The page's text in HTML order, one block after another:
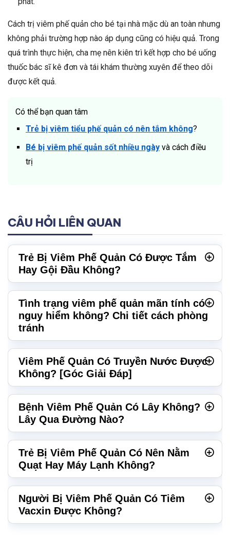
Cách trị viêm phế quản cho bé tại nhà mặc dù an toàn nhưng
không phải trường hợp nào áp dụng cũng có hiệu quả. Trong
quá trình thực hiện, cha mẹ nên kiên trì kết hợp cho bé uống
thuốc bác sĩ kê đơn và tái khám thường xuyên để theo dõi
được kết quả.
Có thể bạn quan tâm
Trẻ bị viêm tiểu phế quản có nên tắm không?
Bé bị viêm phế quản sốt nhiều ngày và cách điều
trị
CÂU HỎI LIÊN QUAN
Trẻ Bị Viêm Phế Quản Có Được Tắm
Hay Gội Đầu Không?
Tình trạng viêm phế quản mãn tính có
nguy hiểm không? Chi tiết cách phòng
tránh
Viêm Phế Quản Có Truyền Nước Được
Không? [Góc Giải Đáp]
Bệnh Viêm Phế Quản Có Lây Không?
Lây Qua Đường Nào?
Trẻ Bị Viêm Phế Quản Có Nên Nằm
Quạt Hay Máy Lạnh Không?
Người Bị Viêm Phế Quản Có Tiêm
Vacxin Được Không?